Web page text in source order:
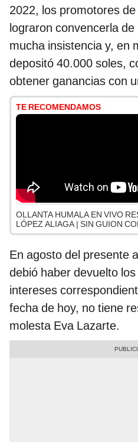
2022, los promotores
lograron convencerla
mucha insistencia y, en
depositó 40.000 soles,
obtener ganancias con
TE RECOMENDAMOS
OLLANTA HUMALA EN VIVO
LÓPEZ ALIAGA | SIN GUION
En agosto del presente
debió haber devuelto
intereses
fecha de hoy, no tiene
molesta Eva Lazarte.